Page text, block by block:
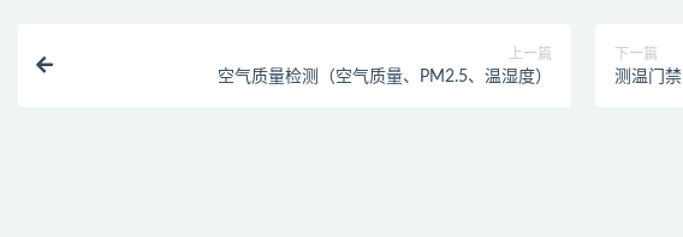
上一篇
空气质量检测（空气质量、PM2.5、温湿度）
下一篇
测温门禁